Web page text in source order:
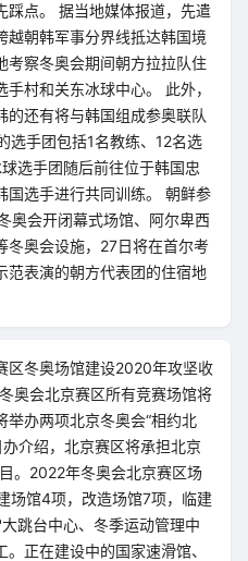
踩点。 据当地媒体报道，先遣
越朝韩军事分界线抵达韩国境
考察冬奥会期间朝方拉拉队住
村和关东冰球中心。 此外，
的还有将与韩国组成参奥联队
选手团包括1名教练、12名选
选手团随后前往位于韩国忠
国选手进行共同训练。 朝鲜参
奥会开闭幕式场馆、阿尔卑西
冬奥会设施，27日将在首尔考
范表演的朝方代表团的住宿地
区冬奥场馆建设2020年攻坚收
奥会北京赛区所有竞赛场馆将
办两项北京冬奥会“相约北
介绍，北京赛区将承担北京
。2022年冬奥会北京赛区场
场馆4项，改造场馆7项，临建
跳台中心、冬季运动管理中
正在建设中的国家速滑馆、